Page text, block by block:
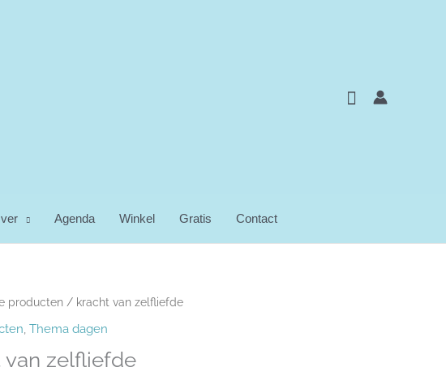
Zoeken
Agenda Winkel Gratis Contact
producten / kracht van zelfliefde
, Thema dagen
van zelfliefde